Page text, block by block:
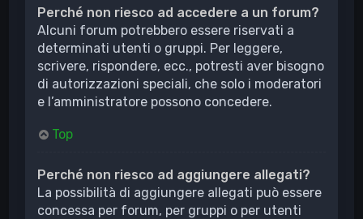
Perché non riesco ad accedere a un forum?
Alcuni forum potrebbero essere riservati a
determinati utenti o gruppi. Per leggere,
scrivere, rispondere, ecc., potresti aver bisogno
di autorizzazioni speciali, che solo i moderatori
e l’amministratore possono concedere.
Top
Perché non riesco ad aggiungere allegati?
La possibilità di aggiungere allegati può essere
concessa per forum, per gruppi o per utenti